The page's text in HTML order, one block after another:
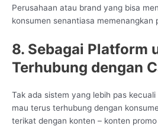
Perusahaan atau brand yang bisa
konsumen senantiasa memenangkan
8. Sebagai Platform
Terhubung dengan
Tak ada sistem yang lebih pas
mau terus terhubung dengan
terikat dengan konten – konten